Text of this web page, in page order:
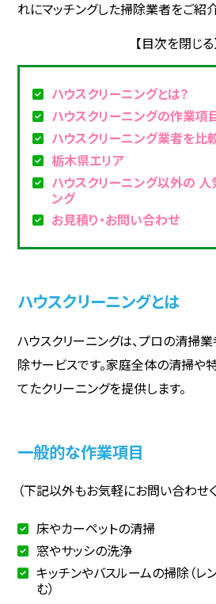
れにマッチングした掃除業者をご紹
ハウスクリーニングとは？
ハウスクリーニングの作業項
ハウスクリーニング業者を比
栃木県エリア
ハウスクリーニング以外の
ング
お見積り・お問い合わせ
ハウスクリーニングとは
ハウスクリーニングは、プロの清掃
除サービスです。家庭全体の清掃や
てたクリーニングを提供します。
一般的な作業項目
（下記以外もお気軽にお問い合わせく
床やカーペットの清掃
窓やサッシの洗浄
キッチンやバスルームの掃除（レ
む）